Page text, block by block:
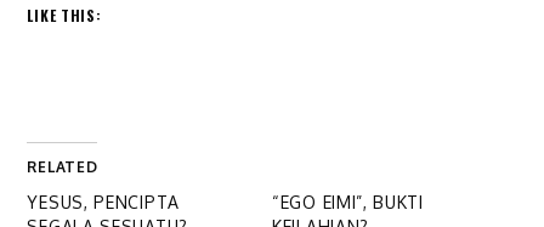
LIKE THIS:
RELATED
YESUS, PENCIPTA
“EGO EIMI”, BUKTI